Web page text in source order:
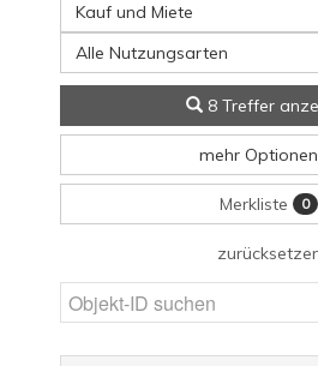
Kauf und Miete
Alle Nutzungsarten
8 Treffer
mehr Optionen
Merkliste 0